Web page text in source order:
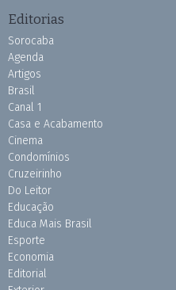
Editorias
Sorocaba
Agenda
Artigos
Brasil
Canal 1
Casa e Acabamento
Cinema
Condomínios
Cruzeirinho
Do Leitor
Educação
Educa Mais Brasil
Esporte
Economia
Editorial